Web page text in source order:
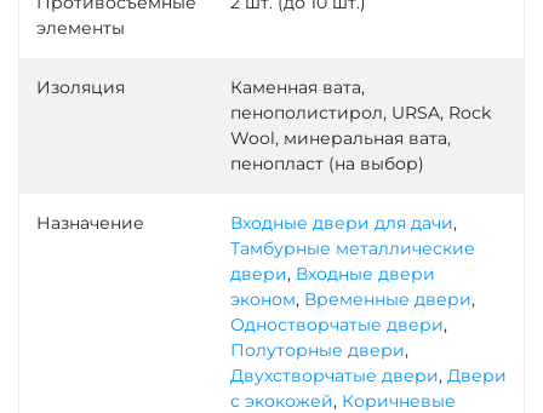
элементы
Изоляция
Каменная вата,
пенополистирол, URSA, Rock
Wool, минеральная вата,
пенопласт (на выбор)
Назначение Входные двери для дачи,
Тамбурные металлические
двери, Входные двери
эконом, Временные двери,
Одностворчатые двери,
Полуторные двери,
Двухстворчатые двери, Двери
с экокожей, Коричневые